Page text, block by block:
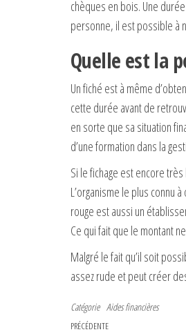
chèques en bois. Une
personne, il est possible à
Quelle est la
Un fiché est à même
cette durée avant de
en sorte que sa situation
d’une formation dans la
Si le fichage est encore
L’organisme le plus connu
rouge est aussi un
Ce qui fait que le montant
Malgré le fait qu’il soit
assez rude et peut créer
Catégorie Aides financières
Article précédent
PRÉCÉDENTE